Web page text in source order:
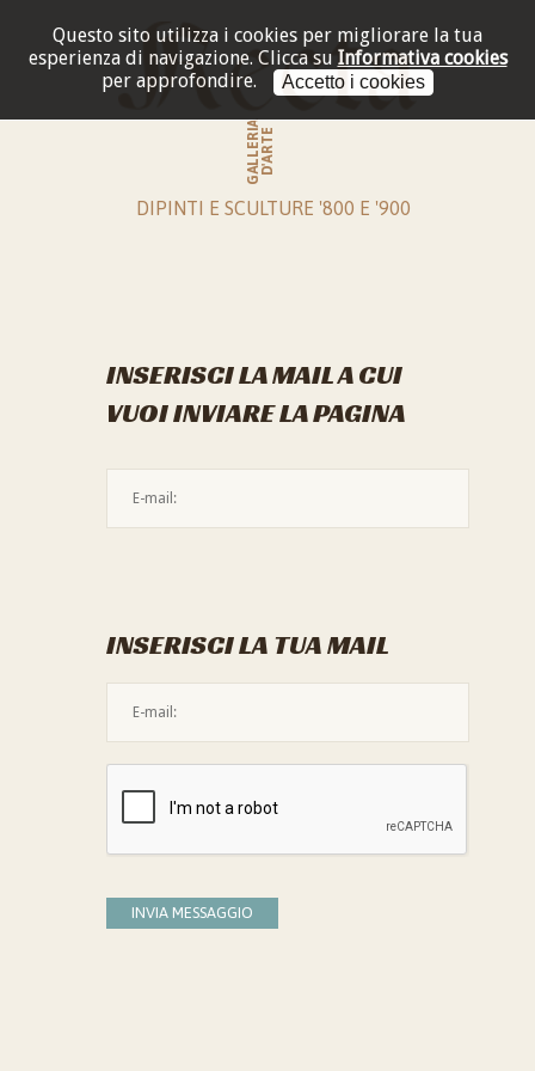
Questo sito utilizza i cookies per migliorare la tua
esperienza di navigazione. Clicca su Informativa cookies
per approfondire.
Accetto i cookies
GALLERIAD'ARTE
DIPINTI E SCULTURE '800 E '900
INSERISCI LA MAIL A CUI
VUOI INVIARE LA PAGINA
INSERISCI LA TUA MAIL
INVIA MESSAGGIO